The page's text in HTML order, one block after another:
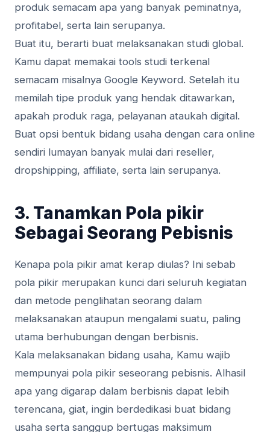
produk semacam apa yang banyak peminatnya,
profitabel, serta lain serupanya.
Buat itu, berarti buat melaksanakan studi global.
Kamu dapat memakai tools studi terkenal
semacam misalnya Google Keyword. Setelah itu
memilah tipe produk yang hendak ditawarkan,
apakah produk raga, pelayanan ataukah digital.
Buat opsi bentuk bidang usaha dengan cara online
sendiri lumayan banyak mulai dari reseller,
dropshipping, affiliate, serta lain serupanya.
3. Tanamkan Pola pikir
Sebagai Seorang Pebisnis
Kenapa pola pikir amat kerap diulas? Ini sebab
pola pikir merupakan kunci dari seluruh kegiatan
dan metode penglihatan seorang dalam
melaksanakan ataupun mengalami suatu, paling
utama berhubungan dengan berbisnis.
Kala melaksanakan bidang usaha, Kamu wajib
mempunyai pola pikir seseorang pebisnis. Alhasil
apa yang digarap dalam berbisnis dapat lebih
terencana, giat, ingin berdedikasi buat bidang
usaha serta sanggup bertugas maksimum